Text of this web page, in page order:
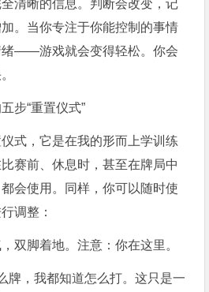
清晰的信息。判断会改变，记
。当你专注于你能控制的事情
——游戏就会变得轻松。你会
步“重置仪式”
式，它是在我的形而上学训练
赛前、休息时，甚至在牌局中
会使用。同样，你可以随时使
调整：
双脚着地。注意：你在这里。
牌，我都知道怎么打。这只是一